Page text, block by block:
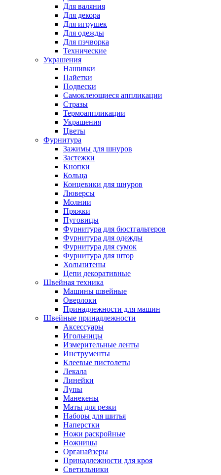
Для валяния
Для декора
Для игрушек
Для одежды
Для пэчворка
Технические
Украшения
Нашивки
Пайетки
Подвески
Самоклеющиеся аппликации
Стразы
Термоаппликации
Украшения
Цветы
Фурнитура
Зажимы для шнуров
Застежки
Кнопки
Кольца
Концевики для шнуров
Люверсы
Молнии
Пряжки
Пуговицы
Фурнитура для бюстгальтеров
Фурнитура для одежды
Фурнитура для сумок
Фурнитура для штор
Хольнитены
Цепи декоративные
Швейная техника
Машины швейные
Оверлоки
Принадлежности для машин
Швейные принадлежности
Аксессуары
Игольницы
Измерительные ленты
Инструменты
Клеевые пистолеты
Лекала
Линейки
Лупы
Манекены
Маты для резки
Наборы для шитья
Наперстки
Ножи раскройные
Ножницы
Органайзеры
Принадлежности для кроя
Светильники